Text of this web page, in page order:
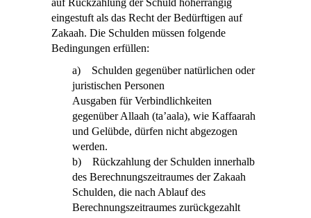
auf Rückzahlung der Schuld höherrangig
eingestuft als das Recht der Bedürftigen auf
Zakaah. Die Schulden müssen folgende
Bedingungen erfüllen:
a) Schulden gegenüber natürlichen oder
juristischen Personen
Ausgaben für Verbindlichkeiten
gegenüber Allaah (ta’aala), wie Kaffaarah
und Gelübde, dürfen nicht abgezogen
werden.
b) Rückzahlung der Schulden innerhalb
des Berechnungszeitraumes der Zakaah
Schulden, die nach Ablauf des
Berechnungszeitraumes zurückgezahlt